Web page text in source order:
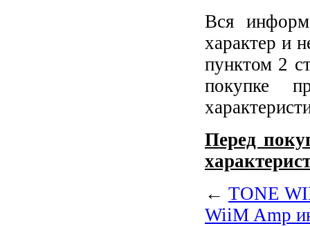
Вся
характер и
пунктом 2
покупке
Перед
← TONE
WiiM Amp